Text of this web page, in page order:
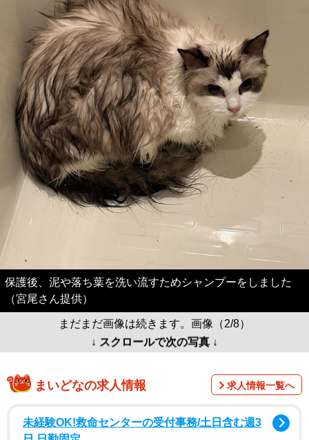
保護後、泥や落ち葉を洗い流すためシャンプーをしました
（宮尾さん提供）
まだまだ画像は続きます。画像（2/8）
↓ スクロールで次の写真 ↓
まいどなの求人情報 求人情報一覧へ
未経験OK!救命センターの受付事務/土日含む週3